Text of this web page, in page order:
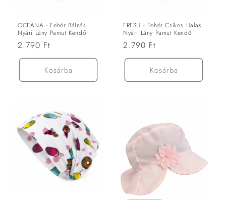
OCEANA - Fehér Bálnás
Nyári Lány Pamut Kendő
Normál
ár
2.790 Ft
Kosárba
FRESH - Fehér Csíkos Halas
Nyári Lány Pamut Kendő
Normál
ár
2.790 Ft
Kosárba